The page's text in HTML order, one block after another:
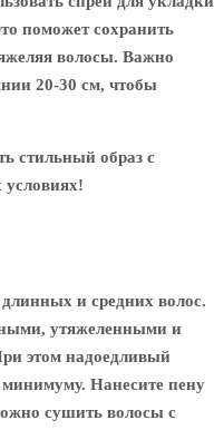
поможет сохранить
волосы. Важно
20-30 см, чтобы
стильный образ с
и средних волос.
утяжеленными и
этом надоедливый
минимуму. Нанесите пену
сушить волосы с